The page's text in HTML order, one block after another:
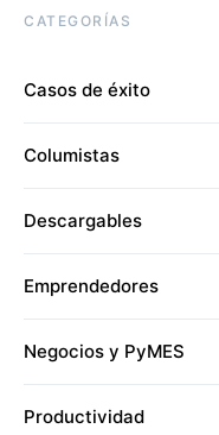
CATEGORÍAS
Casos de éxito
Columistas
Descargables
Emprendedores
Negocios y PyMES
Productividad